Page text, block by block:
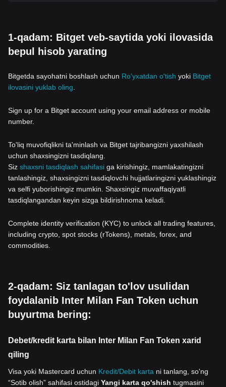
1-qadam: Bitget veb-saytida yoki ilovasida
bepul hisob yarating
Bitgetda sayohatni boshlash uchun Ro'yxatdan o'tish yoki Bitget
ilovasini yuklab oling
Sign up for a Bitget account using your email address or mobile
number.
To'liq muvofiqlikni ta'minlash va Bitget tajribangizni yaxshilash
uchun shaxsingizni tasdiqlang.
Siz shaxsni tasdiqlash sahifasi ga kirishingiz, mamlakatingizni
tanlashingiz, shaxsingizni tasdiqlovchi hujjatlaringizni yuklashingiz
va selfi yuborishingiz mumkin. Shaxsingiz muvaffaqiyatli
tasdiqlangandan keyin sizga bildirishnoma keladi.
Complete identity verification (KYC) to unlock all trading features,
including crypto, spot stocks (rTokens), metals, forex, and
commodities.
2-qadam: Siz tanlagan to'lov usulidan
foydalanib Inter Milan Fan Token uchun
buyurtma bering:
Debet/kredit karta bilan Inter Milan Fan Token xarid
qiling
Visa yoki Mastercard uchun Kredit/Debit karta ni tanlang, so'ng
“Sotib olish” sahifasi ostidagi Yangi karta qo'shish tugmasini